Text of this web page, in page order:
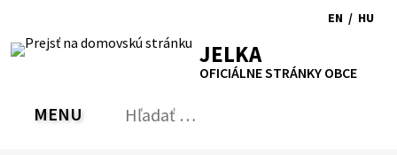
obsah
RSS MapaTlačiť
Zvýšiť
kontrast
písmapísma
EN
to
/ HU
JELKA
OFICIÁLNE STRÁNKY OBCE
PREPNÚŤ
MENU Hľadať: